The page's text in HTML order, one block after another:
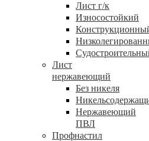
Лист г/к
Износостойкий
Лист
нержавеющий
Без никеля
Нержавеющий
ПВЛ
Профнастил